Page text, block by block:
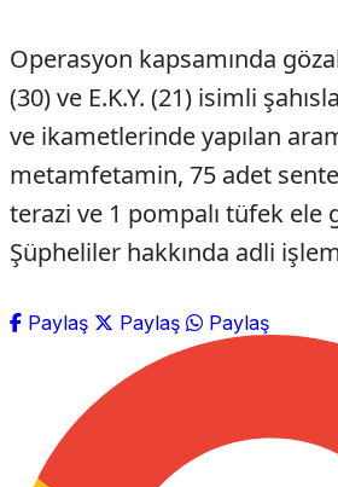
Operasyon kapsamında
(30) ve E.K.Y. (21) isimli
ve ikametlerinde yapılan
metamfetamin, 75 adet
terazi ve 1 pompalı tüfek ele
Şüpheliler hakkında adli
Paylaş Paylaş Paylaş